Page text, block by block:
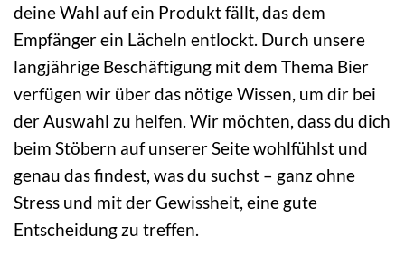
deine Wahl auf ein Produkt fällt, das dem
Empfänger ein Lächeln entlockt. Durch unsere
langjährige Beschäftigung mit dem Thema Bier
verfügen wir über das nötige Wissen, um dir bei
der Auswahl zu helfen. Wir möchten, dass du dich
beim Stöbern auf unserer Seite wohlfühlst und
genau das findest, was du suchst – ganz ohne
Stress und mit der Gewissheit, eine gute
Entscheidung zu treffen.